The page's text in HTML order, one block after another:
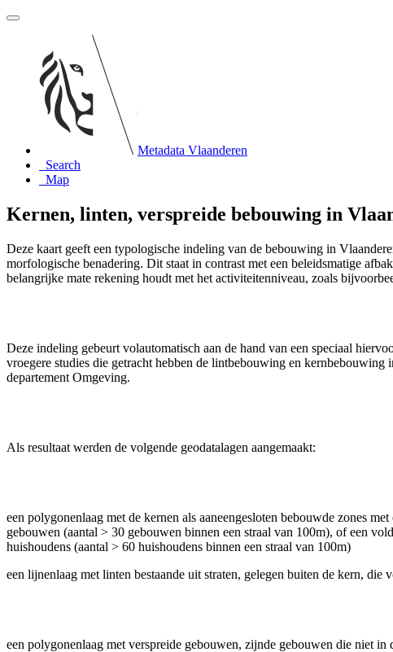
Metadata Vlaanderen
Search
Map
Kernen, linten, verspreide bebouwing in
Deze kaart geeft een typologische indeling van de bebouwing in
morfologische benadering. Dit staat in contrast met een beleidsmatige
belangrijke mate rekening houdt met het activiteitenniveau, zoals
Deze indeling gebeurt volautomatisch aan de hand van een speciaal
vroegere studies die getracht hebben de lintbebouwing en
departement Omgeving.
Als resultaat werden de volgende geodatalagen aangemaakt:
een polygonenlaag met de kernen als aaneengesloten bebouwde zones
gebouwen (aantal > 30 gebouwen binnen een straal van 100m), of een
huishoudens (aantal > 60 huishoudens binnen een straal van 100m)
een lijnenlaag met linten bestaande uit straten, gelegen buiten de kern,
een polygonenlaag met verspreide gebouwen, zijnde gebouwen die niet